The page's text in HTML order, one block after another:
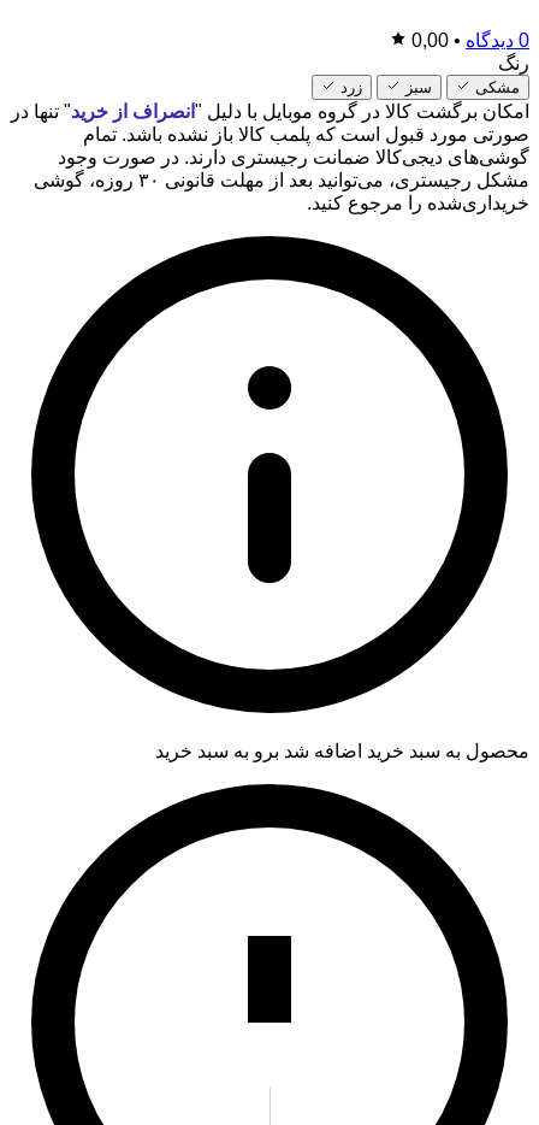
0 دیدگاه •
0,00
رنگ
مشکی سبز زرد
امکان برگشت کالا در گروه موبایل با دلیل " انصراف از خرید" تنها در
صورتی مورد قبول است که پلمب کالا باز نشده باشد. تمام
گوشی‌های دیجی‌کالا ضمانت رجیستری دارند. در صورت وجود
مشکل رجیستری، می‌توانید بعد از مهلت قانونی ۳۰ روزه، گوشی
خریداری‌شده را مرجوع کنید.
محصول به سبد خرید اضافه شد برو به سبد خرید